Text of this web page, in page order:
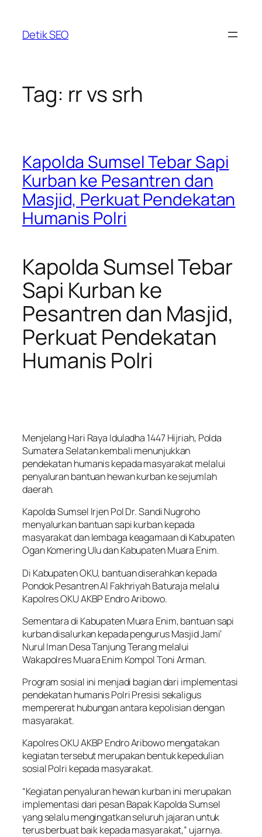
content
Detik SEO
Tag: rr vs srh
Kapolda Sumsel Tebar Sapi
Kurban ke Pesantren dan
Masjid, Perkuat Pendekatan
Humanis Polri
Kapolda Sumsel Tebar
Sapi Kurban ke
Pesantren dan Masjid,
Perkuat Pendekatan
Humanis Polri
Menjelang Hari Raya Iduladha 1447 Hijriah, Polda
Sumatera Selatan kembali menunjukkan
pendekatan humanis kepada masyarakat melalui
penyaluran bantuan hewan kurban ke sejumlah
daerah.
Kapolda Sumsel Irjen Pol Dr. Sandi Nugroho
menyalurkan bantuan sapi kurban kepada
masyarakat dan lembaga keagamaan di Kabupaten
Ogan Komering Ulu dan Kabupaten Muara Enim.
Di Kabupaten OKU, bantuan diserahkan kepada
Pondok Pesantren Al Fakhriyah Baturaja melalui
Kapolres OKU AKBP Endro Aribowo.
Sementara di Kabupaten Muara Enim, bantuan sapi
kurban disalurkan kepada pengurus Masjid Jami’
Nurul Iman Desa Tanjung Terang melalui
Wakapolres Muara Enim Kompol Toni Arman.
Program sosial ini menjadi bagian dari implementasi
pendekatan humanis Polri Presisi sekaligus
mempererat hubungan antara kepolisian dengan
masyarakat.
Kapolres OKU AKBP Endro Aribowo mengatakan
kegiatan tersebut merupakan bentuk kepedulian
sosial Polri kepada masyarakat.
“Kegiatan penyaluran hewan kurban ini merupakan
implementasi dari pesan Bapak Kapolda Sumsel
yang selalu mengingatkan seluruh jajaran untuk
terus berbuat baik kepada masyarakat,” ujarnya.